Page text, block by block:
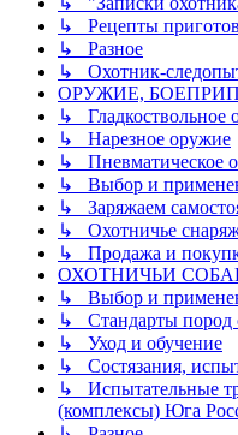
↳ Рецепты
↳ Разное
↳ Охотник-
ОРУЖИЕ,
↳ Гладкоствольное
↳ Нарезное оружие
↳ Пневматическое
↳ Выбор и
↳ Заряжаем
↳ Охотничье
↳ Продажа и
ОХОТНИЧЬИ
↳ Выбор и
↳ Стандарты пород
↳ Уход и обучение
↳ Состязания,
↳ Испытательные
(комплексы) Юга